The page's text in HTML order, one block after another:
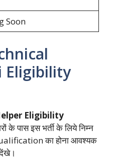
Soon
Eligibility
Eligibility
के पास इस भर्ती के लिये निम्न
का होना आवश्यक